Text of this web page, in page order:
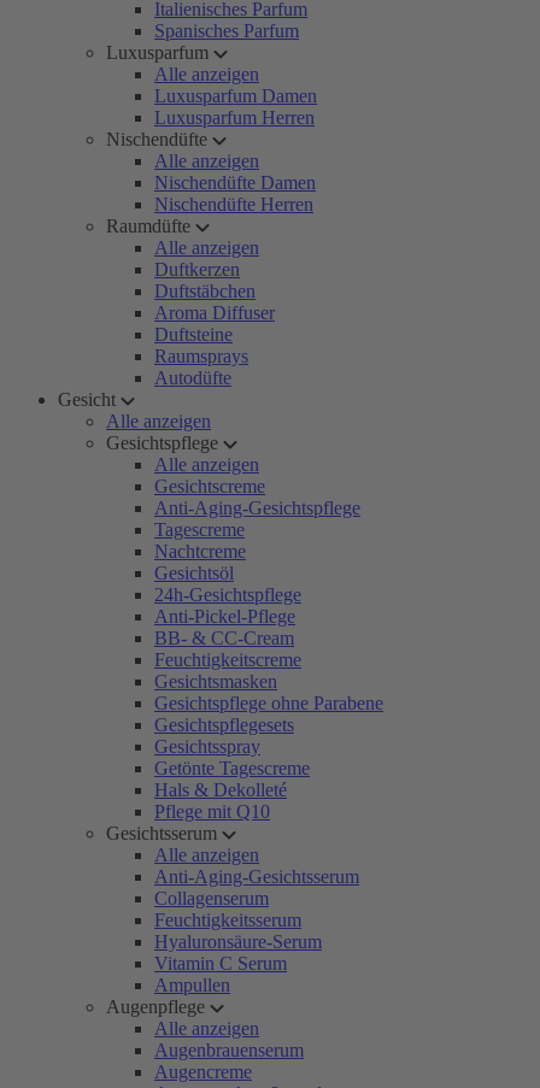
Italienisches Parfum
Spanisches Parfum
Luxusparfum
Alle anzeigen
Luxusparfum Damen
Luxusparfum Herren
Nischendüfte
Alle anzeigen
Nischendüfte Damen
Nischendüfte Herren
Raumdüfte
Alle anzeigen
Duftkerzen
Duftstäbchen
Aroma Diffuser
Duftsteine
Raumsprays
Autodüfte
Gesicht
Alle anzeigen
Gesichtspflege
Alle anzeigen
Gesichtscreme
Anti-Aging-Gesichtspflege
Tagescreme
Nachtcreme
Gesichtsöl
24h-Gesichtspflege
Anti-Pickel-Pflege
BB- & CC-Cream
Feuchtigkeitscreme
Gesichtsmasken
Gesichtspflege ohne Parabene
Gesichtspflegesets
Gesichtsspray
Getönte Tagescreme
Hals & Dekolleté
Pflege mit Q10
Gesichtsserum
Alle anzeigen
Anti-Aging-Gesichtsserum
Collagenserum
Feuchtigkeitsserum
Hyaluronsäure-Serum
Vitamin C Serum
Ampullen
Augenpflege
Alle anzeigen
Augenbrauenserum
Augencreme